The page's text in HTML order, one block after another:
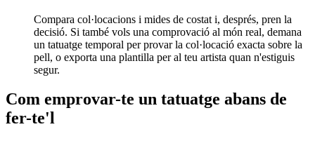
Compara col·locacions i mides de costat i, després, pren la
decisió. Si també vols una comprovació al món real, demana
un tatuatge temporal per provar la col·locació exacta sobre la
pell, o exporta una plantilla per al teu artista quan n'estiguis
segur.
Com emprovar-te un tatuatge abans de
fer-te'l